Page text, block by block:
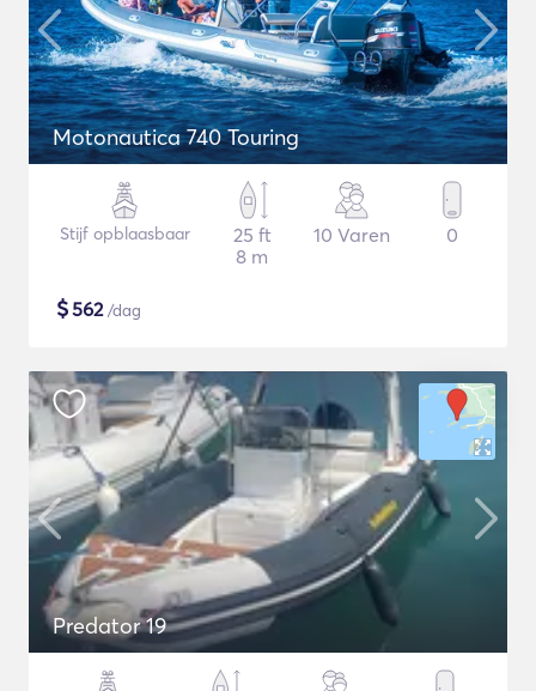
Motonautica 740 Touring
Stijf opblaasbaar
25 ft
8 m
10 Varen 0
$562/dag
Predator 19